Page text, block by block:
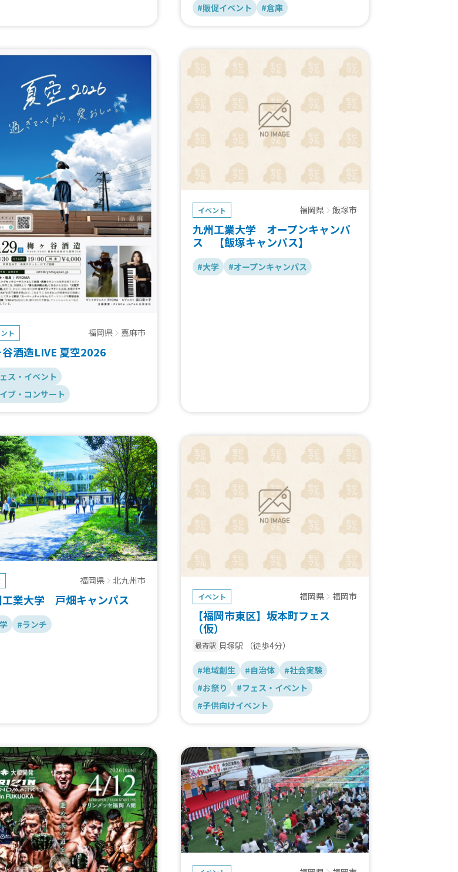
#販促イベント
#倉庫
ト 福岡県 嘉麻市
酒造LIVE 夏空2026
ス・イベント
ブ・コンサート
イベント 福岡県 飯塚市
九州工業大学 オープンキャンパ
ス 【飯塚キャンパス】
#大学 #オープンキャンパス
福岡県 北九州市
工業大学 戸畑キャンパス
#ランチ
イベント 福岡県 福岡市
【福岡市東区】坂本町フェス
（仮）
最寄駅 貝塚駅 （徒歩4分）
#地域創生 #自治体
#社会実験
#お祭り
#フェス・イベント
#子供向けイベント